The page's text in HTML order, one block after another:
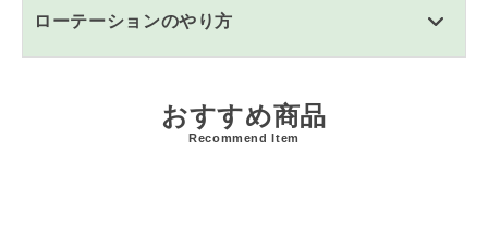
ローテーションのやり方
おすすめ商品
Recommend Item